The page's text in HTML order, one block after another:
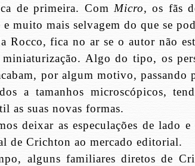
de primeira. ComMicro, os fãs
e muito mais selvagem do que se
Rocco, fica no ar se o autor não
Algo do tipo, os
por algum motivo,
a tamanhos microscópicos,
as suas novas formas.
deixar as especulações de lado e
de Crichton ao mercado editorial.
alguns familiares diretos de